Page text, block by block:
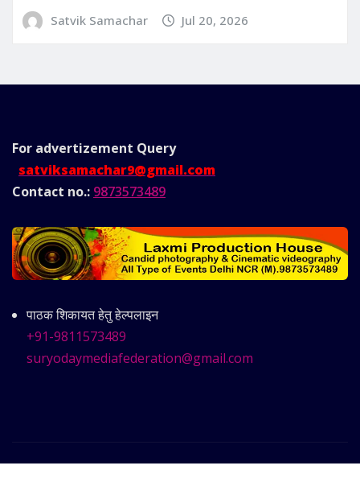
Satvik Samachar Jul 20, 2026
For advertizement Query
satviksamachar9@gmail.com
Contact no.: 9873573489
पाठक शिकायत हेतु हेल्पलाइन
+91-9811573489
suryodaymediafederation@gmail.com